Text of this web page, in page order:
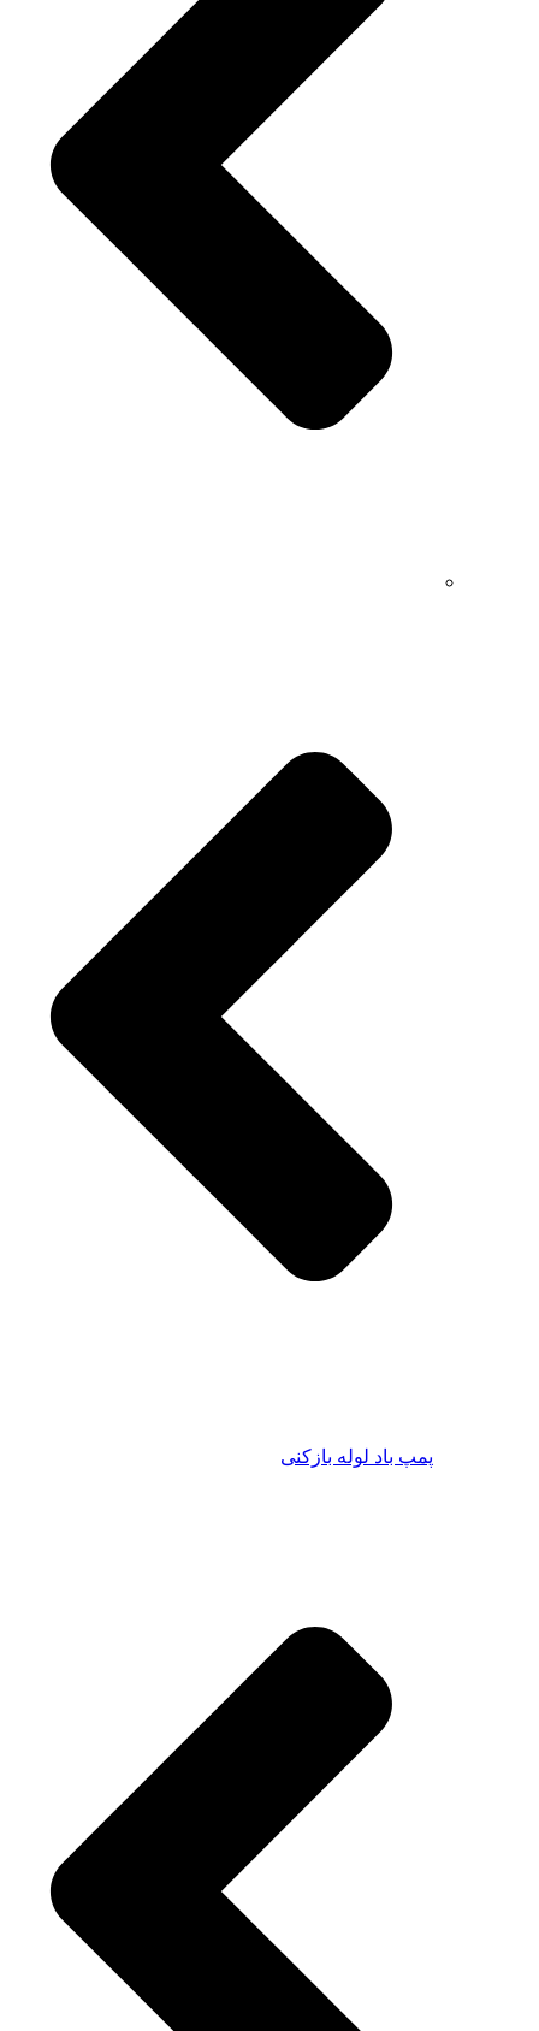
لوله بازکنی